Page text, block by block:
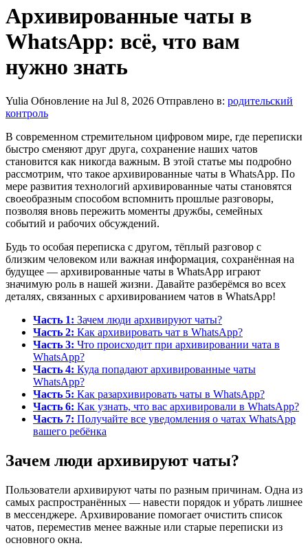
Архивированные чаты в
WhatsApp: всё, что вам
нужно знать
Yulia Обновление на Jul 8, 2026 Отправлено в: родительский
контроль
В современном стремительном цифровом мире, где переписки
быстро сменяют друг друга, сохранение наших чатов
становится как никогда важным. В этой статье мы подробно
рассмотрим, что такое архивированные чаты в WhatsApp. По
мере развития технологий архивированные чаты становятся
своеобразным способом вспомнить прошлые разговоры,
позволяя вновь пережить моменты дружбы, семейных
событий и рабочих обсуждений.
Будь то особая переписка с другом, тёплый разговор с
близким человеком или важная информация, сохранённая на
будущее — архивированные чаты в WhatsApp играют
значимую роль в нашей жизни. Давайте разберёмся во всех
деталях, связанных с архивированием чатов в WhatsApp!
Часть 1: Зачем люди архивируют чаты?
Часть 2: Как архивировать чат в WhatsApp?
Часть 3: Что происходит при архивировании чата в
WhatsApp?
Часть 4: Куда попадают архивированные чаты
WhatsApp?
Часть 5: Как разархивировать чаты в WhatsApp?
Часть 6: Как узнать, что вас архивировали в WhatsApp?
Часть 7: Получайте все уведомления о чатах WhatsApp
вашего ребёнка
Зачем люди архивируют чаты?
Пользователи архивируют чаты по разным причинам. Одна из
самых распространённых — навести порядок и убрать лишнее
в мессенджере. Архивирование помогает очистить список
чатов, переместив менее важные или старые переписки из
основного окна.